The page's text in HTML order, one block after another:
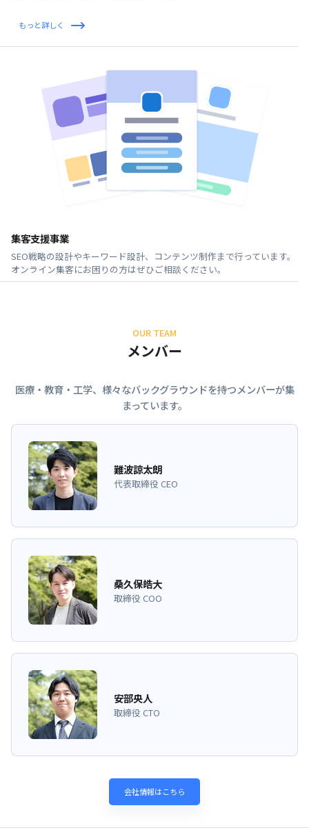
もっと詳しく
集客支援事業
SEO戦略の設計やキーワード設計、コンテンツ制作まで行っています。
オンライン集客にお困りの方はぜひご相談ください。
OUR TEAM
メンバー
医療・教育・工学、様々なバックグラウンドを持つメンバーが集
まっています。
難波諒太朗
代表取締役 CEO
桑久保皓大
取締役 COO
安部央人
取締役 CTO
会社情報はこちら